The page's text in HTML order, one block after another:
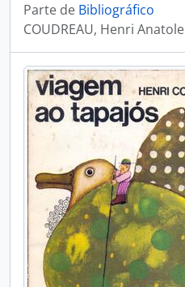
Parte de Bibliográfico
COUDREAU, Henri Anatole